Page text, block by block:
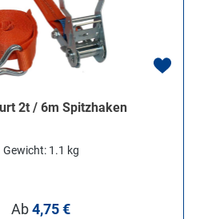
2t / 6m Spitzhaken
Gewicht: 1.1 kg
Regulärer Preis:
Ab4,75 €